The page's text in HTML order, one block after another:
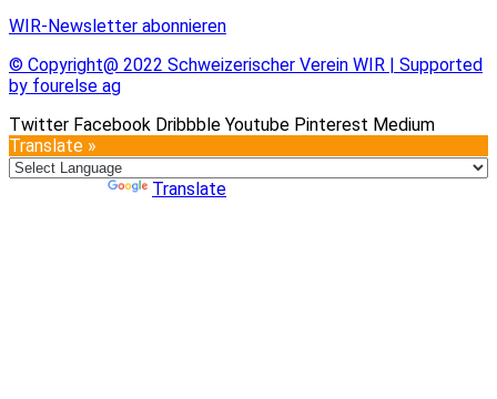
WIR-Newsletter abonnieren
© Copyright@ 2022 Schweizerischer Verein WIR | Supported
by fourelse ag
Twitter Facebook Dribbble Youtube Pinterest Medium
Translate »
Translate